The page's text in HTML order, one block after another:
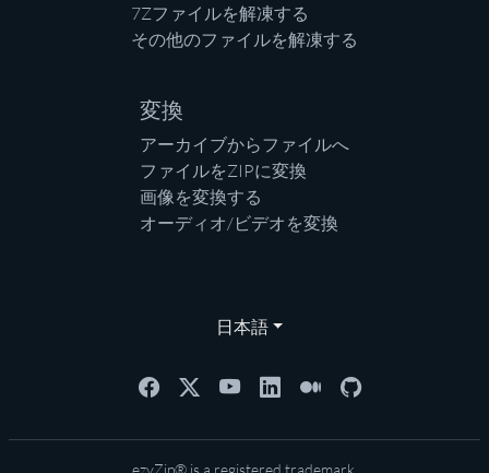
7Zファイルを解凍する
その他のファイルを解凍する
変換
アーカイブからファイルへ
ファイルをZIPに変換
画像を変換する
オーディオ/ビデオを変換
日本語